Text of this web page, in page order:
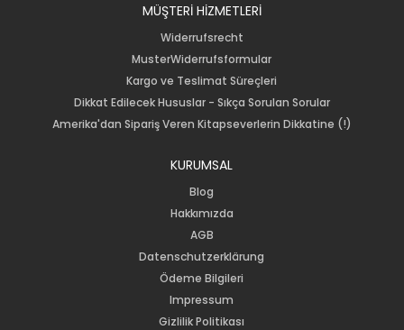
MÜŞTERİ HİZMETLERİ
Widerrufsrecht
MusterWiderrufsformular
Kargo ve Teslimat Süreçleri
Dikkat Edilecek Hususlar - Sıkça Sorulan Sorular
Amerika'dan Sipariş Veren Kitapseverlerin Dikkatine (!)
KURUMSAL
Blog
Hakkımızda
AGB
Datenschutzerklärung
Ödeme Bilgileri
Impressum
Gizlilik Politikası